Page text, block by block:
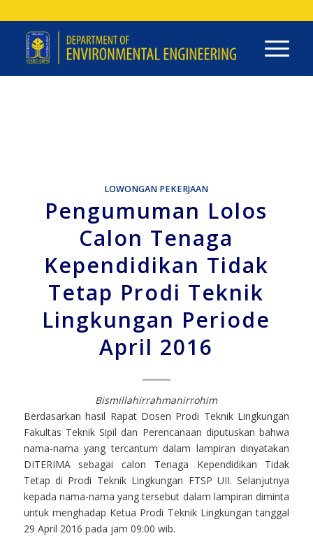
LOWONGAN PEKERJAAN
Pengumuman Lolos
Calon Tenaga
Kependidikan Tidak
Tetap Prodi Teknik
Lingkungan Periode
April 2016
Bismillahirrahmanirrohim
Berdasarkan hasil Rapat Dosen Prodi Teknik Lingkungan
Fakultas Teknik Sipil dan Perencanaan diputuskan bahwa
nama-nama yang tercantum dalam lampiran dinyatakan
DITERIMA sebagai calon Tenaga Kependidikan Tidak
Tetap di Prodi Teknik Lingkungan FTSP UII. Selanjutnya
kepada nama-nama yang tersebut dalam lampiran diminta
untuk menghadap Ketua Prodi Teknik Lingkungan tanggal
29 April 2016 pada jam 09:00 wib.